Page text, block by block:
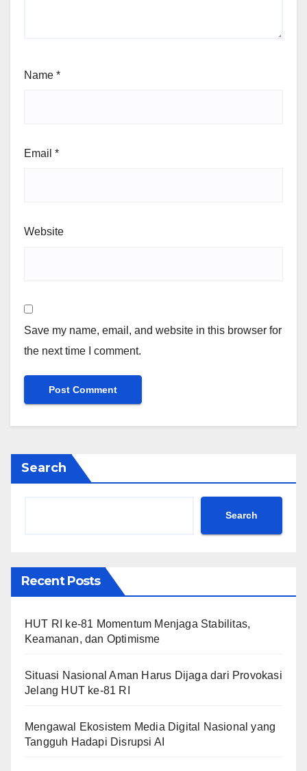
Name *
Email *
Website
Save my name, email, and website in this browser for
the next time I comment.
Search
Search
Recent Posts
HUT RI ke-81 Momentum Menjaga Stabilitas,
Keamanan, dan Optimisme
Situasi Nasional Aman Harus Dijaga dari Provokasi
Jelang HUT ke-81 RI
Mengawal Ekosistem Media Digital Nasional yang
Tangguh Hadapi Disrupsi AI